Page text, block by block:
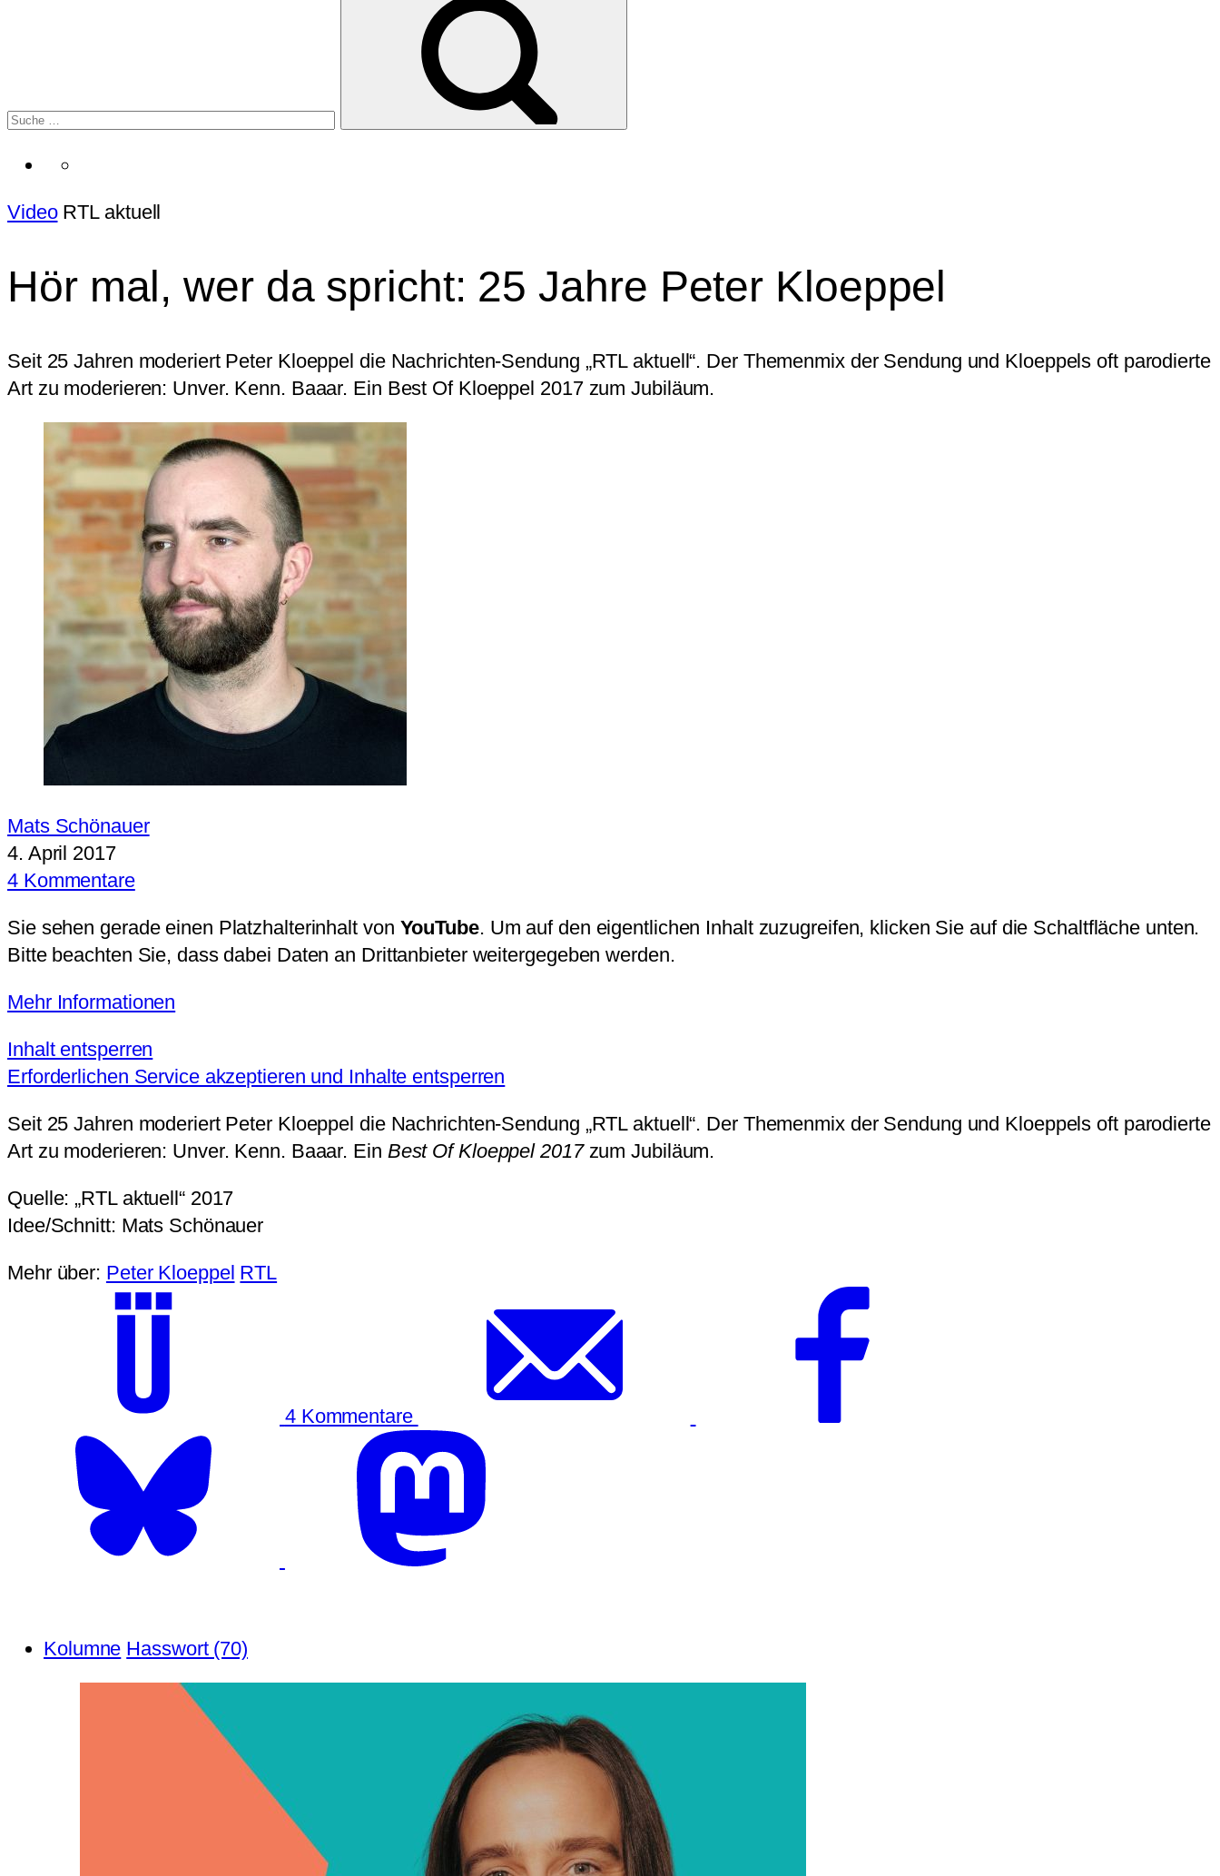
Video RTL aktuell
Hör mal, wer da spricht: 25 Jahre Peter Kloeppel
Seit 25 Jahren moderiert Peter Kloeppel die Nachrichten-Sendung „RTL aktuell“. Der Themenmix der Sendung und Kloeppels oft parodierte
Art zu moderieren: Unver. Kenn. Baaar. Ein Best Of Kloeppel 2017 zum Jubiläum.
Mats Schönauer
4. April 2017
4 Kommentare
Sie sehen gerade einen Platzhalterinhalt von YouTube. Um auf den eigentlichen Inhalt zuzugreifen, klicken Sie auf die Schaltfläche unten.
Bitte beachten Sie, dass dabei Daten an Drittanbieter weitergegeben werden.
Mehr Informationen
Inhalt entsperren
Erforderlichen Service akzeptieren und Inhalte entsperren
Seit 25 Jahren moderiert Peter Kloeppel die Nachrichten-Sendung „RTL aktuell“. Der Themenmix der Sendung und Kloeppels oft parodierte
Art zu moderieren: Unver. Kenn. Baaar. Ein Best Of Kloeppel 2017zum Jubiläum.
Quelle: „RTL aktuell“ 2017
Idee/Schnitt: Mats Schönauer
Mehr über: Peter Kloeppel RTL
4 Kommentare
Kolumne Hasswort (70)